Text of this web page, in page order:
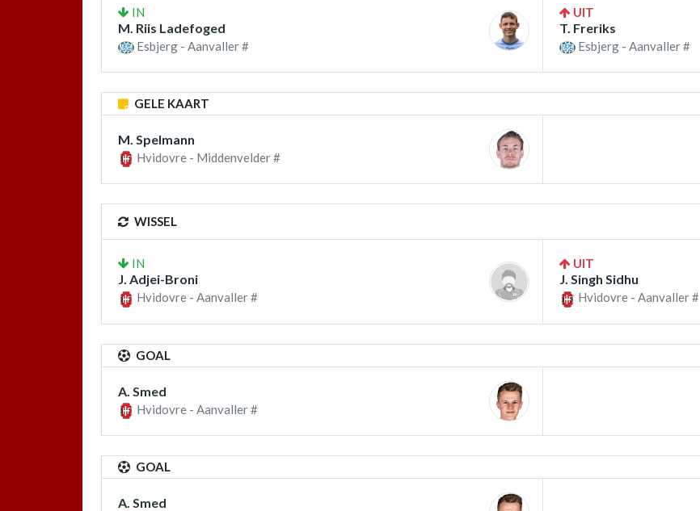
IN
M. Riis Ladefoged
Esbjerg - Aanvaller #
UIT
T. Freriks
Esbjerg - Aanvaller #
GELE KAART
M. Spelmann
Hvidovre - Middenvelder #
WISSEL
IN
J. Adjei-Broni
Hvidovre - Aanvaller #
UIT
J. Singh Sidhu
Hvidovre - Aanvaller #
GOAL
A. Smed
Hvidovre - Aanvaller #
GOAL
A. Smed